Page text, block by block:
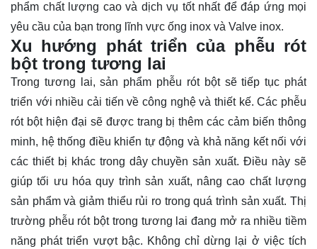
phẩm chất lượng cao và dịch vụ tốt nhất để đáp ứng mọi
yêu cầu của bạn trong lĩnh vực ống inox và Valve inox.
Xu hướng phát triển của phễu rót
bột trong tương lai
Trong tương lai, sản phẩm phễu rót bột sẽ tiếp tục phát
triển với nhiều cải tiến về công nghệ và thiết kế. Các phễu
rót bột hiện đại sẽ được trang bị thêm các cảm biến thông
minh, hệ thống điều khiển tự động và khả năng kết nối với
các thiết bị khác trong dây chuyền sản xuất. Điều này sẽ
giúp tối ưu hóa quy trình sản xuất, nâng cao chất lượng
sản phẩm và giảm thiểu rủi ro trong quá trình sản xuất. Thị
trường phễu rót bột trong tương lai đang mở ra nhiều tiềm
năng phát triển vượt bậc. Không chỉ dừng lại ở việc tích